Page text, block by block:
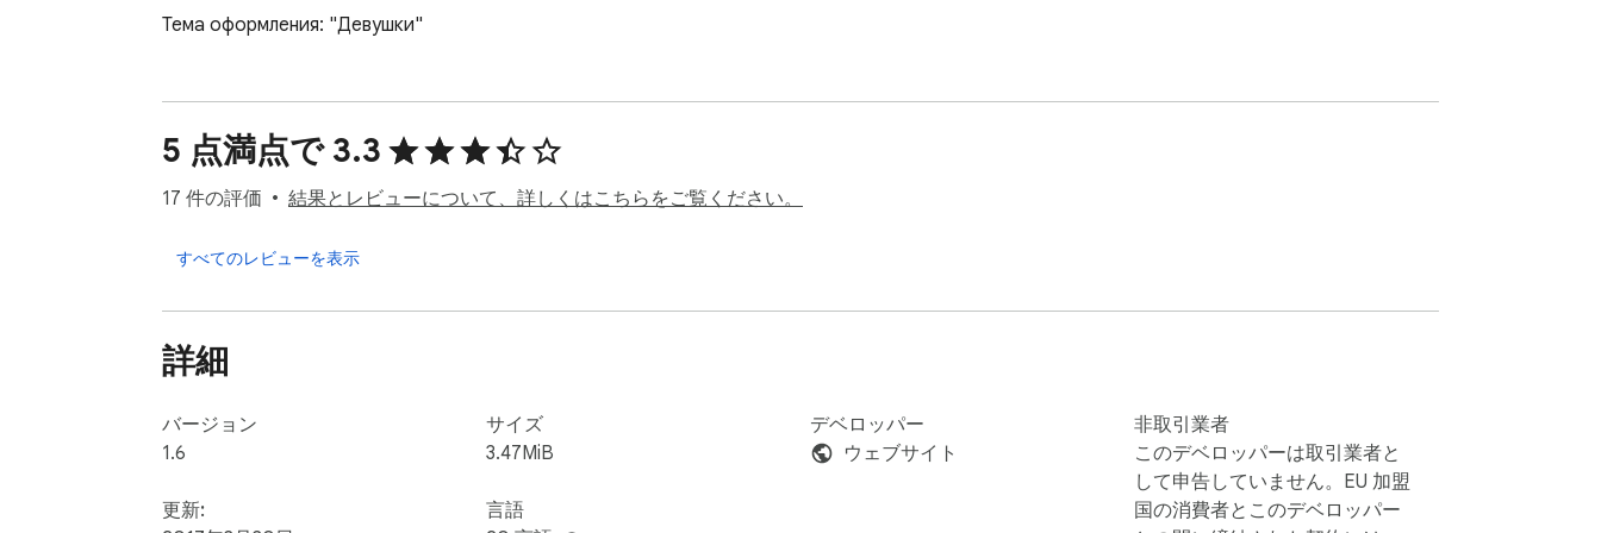
Тема оформления: "Девушки"
5 点満点で 3.3
17 件の評価 結果とレビューについて、詳しくはこちらをご覧ください。
すべてのレビューを表示
詳細
バージョン
1.6
更新:
サイズ
3.47MiB
言語
デベロッパー
ウェブサイト
非取引業者
このデベロッパーは取引業者と
して申告していません。EU 加盟
国の消費者とこのデベロッパー